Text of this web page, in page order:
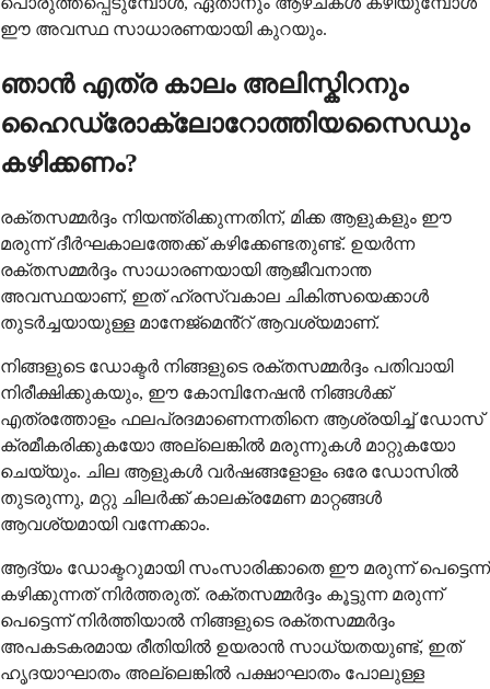
ഈ അവസ്ഥ സാധാരണയായി കുറയും.
ഞാൻ എത്ര കാലം അലിസ്കിറനും
ഹൈഡ്രോക്ലോറോത്തിയസൈഡും
കഴിക്കണം?
രക്തസമ്മർദ്ദം നിയന്ത്രിക്കുന്നതിന്, മിക്ക ആളുകളും ഈ
മരുന്ന് ദീർഘകാലത്തേക്ക് കഴിക്കേണ്ടതുണ്ട്. ഉയർന്ന
രക്തസമ്മർദ്ദം സാധാരണയായി ആജീവനാന്ത
അവസ്ഥയാണ്, ഇത് ഹ്രസ്വകാല ചികിത്സയെക്കാൾ
തുടർച്ചയായുള്ള മാനേജ്മെൻ്റ് ആവശ്യമാണ്.
നിങ്ങളുടെ ഡോക്ടർ നിങ്ങളുടെ രക്തസമ്മർദ്ദം പതിവായി
നിരീക്ഷിക്കുകയും, ഈ കോമ്പിനേഷൻ നിങ്ങൾക്ക്
എത്രത്തോളം ഫലപ്രദമാണെന്നതിനെ ആശ്രയിച്ച് ഡോസ്
ക്രമീകരിക്കുകയോ അല്ലെങ്കിൽ മരുന്നുകൾ മാറ്റുകയോ
ചെയ്യും. ചില ആളുകൾ വർഷങ്ങളോളം ഒരേ ഡോസിൽ
തുടരുന്നു, മറ്റു ചിലർക്ക് കാലക്രമേണ മാറ്റങ്ങൾ
ആവശ്യമായി വന്നേക്കാം.
ആദ്യം ഡോക്ടറുമായി സംസാരിക്കാതെ ഈ മരുന്ന് പെട്ടെന്ന്
കഴിക്കുന്നത് നിർത്തരുത്. രക്തസമ്മർദ്ദം കൂട്ടുന്ന മരുന്ന്
പെട്ടെന്ന് നിർത്തിയാൽ നിങ്ങളുടെ രക്തസമ്മർദ്ദം
അപകടകരമായ രീതിയിൽ ഉയരാൻ സാധ്യതയുണ്ട്, ഇത്
ഹൃദയാഘാതം അല്ലെങ്കിൽ പക്ഷാഘാതം പോലുള്ള